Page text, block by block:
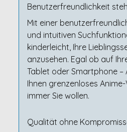
Benutzerfreundlichkeit
Mit einer
und intuitiven
kinderleicht, Ihre
anzusehen. Egal ob auf
Tablet oder Smartphone –
Ihnen grenzenloses
immer Sie wollen.
Qualität ohne